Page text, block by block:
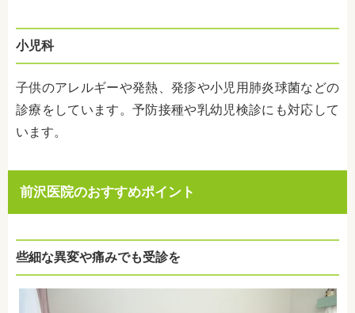
小児科
子供のアレルギーや発熱、発疹や小児用肺炎球菌などの
診療をしています。予防接種や乳幼児検診にも対応して
います。
前沢医院のおすすめポイント
些細な異変や痛みでも受診を